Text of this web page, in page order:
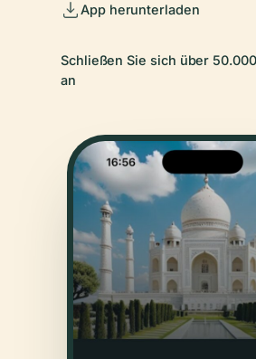
App herunterladen
Schließen Sie sich über
an